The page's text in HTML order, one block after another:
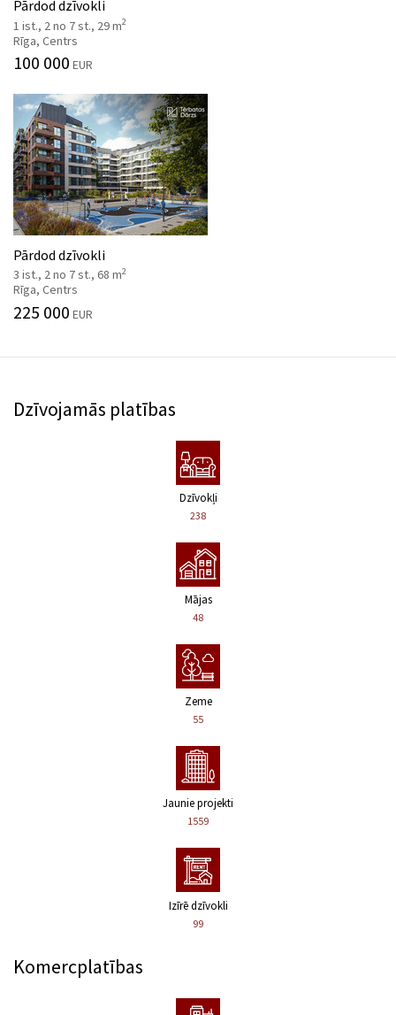
Pārdod dzīvokli
1 ist., 2 no 7 st., 29 m2
Rīga, Centrs
100 000 EUR
Pārdod dzīvokli
3 ist., 2 no 7 st., 68 m2
Rīga, Centrs
225 000 EUR
Dzīvojamās platības
Dzīvokļi
238
Mājas
48
Zeme
55
Jaunie projekti
1559
Izīrē dzīvokli
99
Komercplatības